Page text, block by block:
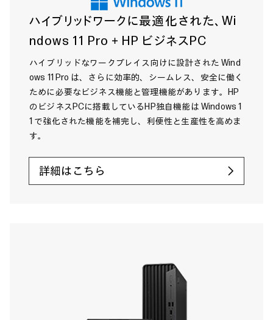
ハイブリッドワークに最適化された、Wi
ndows 11 Pro＋HP ビジネスPC
ハイブリッドなワークプレイス向けに設計された Wind
ows 11 Pro は、さらに効率的、シームレス、安全に働く
ために必要なビジネス機能と管理機能があります。HP
のビジネスPCに搭載しているHP独自機能は Windows 1
1 で強化された機能を補完し、利便性と生産性を高めま
す。
詳細はこちら